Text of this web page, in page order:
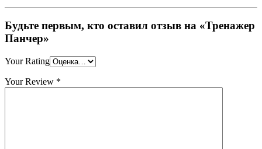
Будьте первым, кто оставил отзыв на «Тренажер
Панчер»
Your Rating
Your Review *